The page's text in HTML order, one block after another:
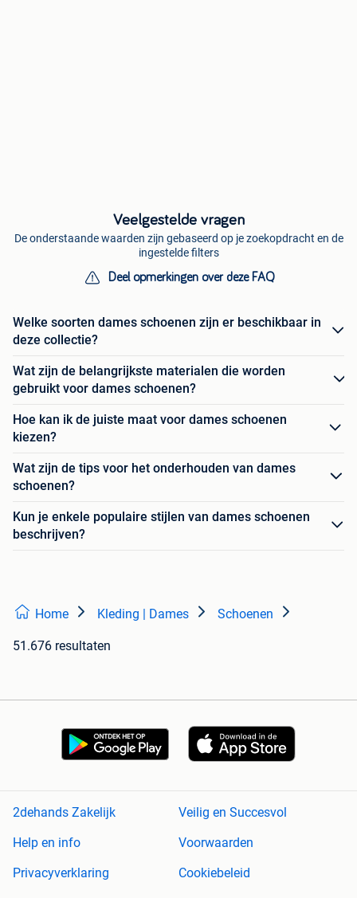
Veelgestelde vragen
De onderstaande waarden zijn gebaseerd op je zoekopdracht en de
ingestelde filters
Deel opmerkingen over deze FAQ
Welke soorten dames schoenen zijn er beschikbaar in
deze collectie?
Wat zijn de belangrijkste materialen die worden
gebruikt voor dames schoenen?
Hoe kan ik de juiste maat voor dames schoenen
kiezen?
Wat zijn de tips voor het onderhouden van dames
schoenen?
Kun je enkele populaire stijlen van dames schoenen
beschrijven?
Home Kleding | Dames Schoenen
51.676 resultaten
2dehands Zakelijk
Veilig en Succesvol
Help en info
Voorwaarden
Privacyverklaring
Cookiebeleid